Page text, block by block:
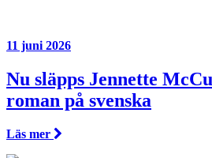
11 juni 2026
Nu släpps Jennette
roman på svenska
Läs mer